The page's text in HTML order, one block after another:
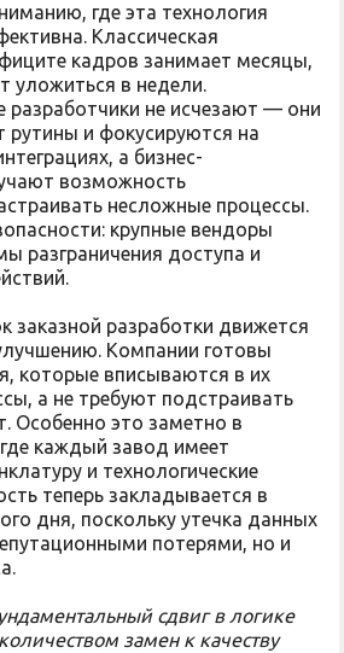
где эта технология
Классическая
кадров занимает месяцы,
уложиться в недели.
разработчики не исчезают — они
и фокусируются на
а бизнес-
возможность
несложные процессы.
крупные вендоры
разграничения доступа и
заказной разработки движется
Компании готовы
которые вписываются в их
а не требуют подстраивать
Особенно это заметно в
каждый завод имеет
и технологические
теперь закладывается в
дня, поскольку утечка данных
потерями, но и
сдвиг в логике
замен к качеству